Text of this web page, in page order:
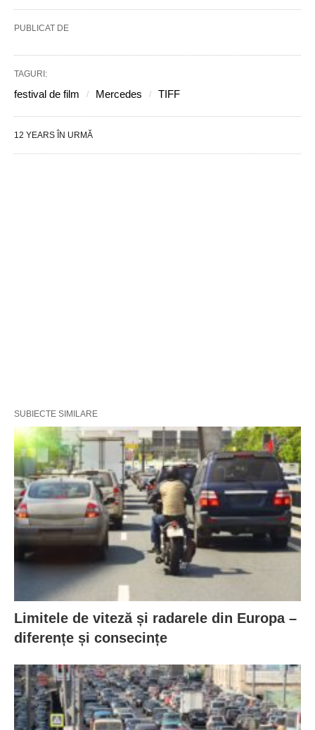
PUBLICAT DE
TAGURI:
festival de film Mercedes TIFF
12 YEARS ÎN URMĂ
SUBIECTE SIMILARE
Limitele de viteză și radarele din Europa –
diferențe și consecințe